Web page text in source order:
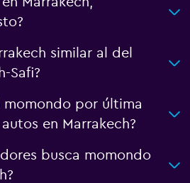
similar al del
Safi?
momondo por última
en Marrakech?
busca momondo